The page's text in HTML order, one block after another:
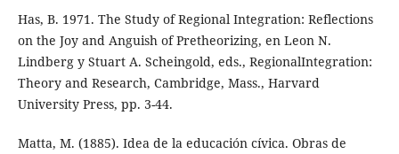
Has, B. 1971. The Study of Regional Integration: Reflections
on the Joy and Anguish of Pretheorizing, en Leon N.
Lindberg y Stuart A. Scheingold, eds., RegionalIntegration:
Theory and Research, Cambridge, Mass., Harvard
University Press, pp. 3-44.
Matta, M. (1885). Idea de la educación cívica. Obras de